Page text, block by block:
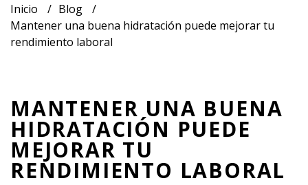
Inicio
Blog
Mantener una buena hidratación puede mejorar tu
rendimiento laboral
MANTENER UNA BUENA
HIDRATACIÓN PUEDE
MEJORAR TU
RENDIMIENTO LABORAL